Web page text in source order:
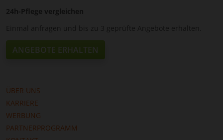
24h-Pflege vergleichen
Einmal anfragen und bis zu 3 geprüfte Angebote erhalten.
ANGEBOTE ERHALTEN
ÜBER UNS
KARRIERE
WERBUNG
PARTNERPROGRAMM